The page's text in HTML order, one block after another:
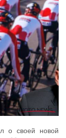
о своей новой